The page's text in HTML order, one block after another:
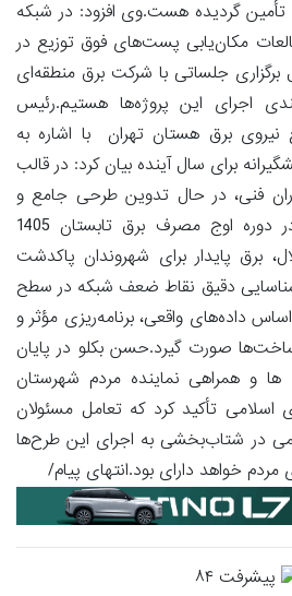
تأمین گردیده هست.وی افزود: در شبکه
مکان‌یابی پست‌های فوق توزیع در
جلساتی با شرکت برق منطقه‌ای
اجرای این پروژه‌ها هستیم.رئیس
برق هستان تهران با اشاره به
برای سال آینده بیان کرد: در قالب
فنی، در حال تدوین طرحی جامع و
کارآمد برای مدیریت بار در دوره اوج مصرف برق تابستان 1405
برق پایدار برای شهروندان پاکدشت
دقیق نقاط ضعف شبکه در سطح
داده‌های واقعی، برنامه‌ریزی مؤثر و
صورت گیرد.حسن بکلو در پایان
و همراهی نماینده مردم شهرستان
تأکید کرد که تعامل مسئولان
در شتاب‌بخشی به اجرای این طرح‌ها
مردم خواهد دارای بود.انتهای پیام/